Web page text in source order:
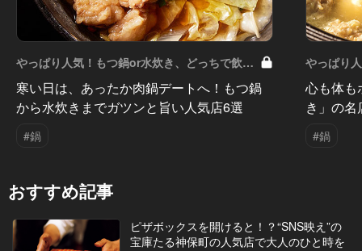
やっぱり人気！もつ鍋or水炊き、どっちで飲も
う？ Vol.4
寒い日は、あったか肉鍋デートへ！もつ鍋
から水炊きまでガツンと旨い人気店6選
#鍋
やっぱり
う？ Vol.3
心も体も
き」の名
#鍋
おすすめ記事
ピザボックスを開けると！？“SNS映え”の
宝庫たる神保町の人気店で大人のひと時を